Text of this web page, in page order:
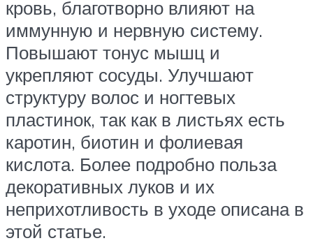
кровь, благотворно влияют на
иммунную и нервную систему.
Повышают тонус мышц и
укрепляют сосуды. Улучшают
структуру волос и ногтевых
пластинок, так как в листьях есть
каротин, биотин и фолиевая
кислота. Более подробно польза
декоративных луков и их
неприхотливость в уходе описана в
этой статье.